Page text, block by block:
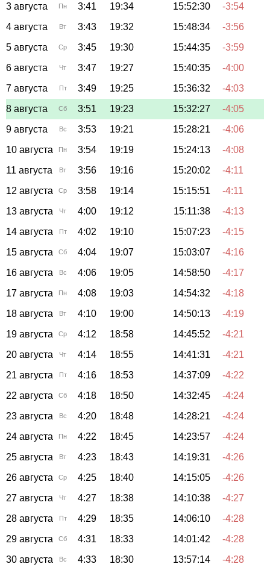
3 августа
Пн 3:41 19:34 15:52:30
-3:54
4 августа
Вт 3:43 19:32 15:48:34
-3:56
5 августа
Ср 3:45 19:30 15:44:35
-3:59
6 августа
Чт 3:47 19:27 15:40:35
-4:00
7 августа
Пт 3:49 19:25 15:36:32
-4:03
8 августа
Сб 3:51 19:23 15:32:27
-4:05
9 августа
Вс 3:53 19:21 15:28:21
-4:06
10 августа
Пн 3:54 19:19 15:24:13
-4:08
11 августа
Вт 3:56 19:16 15:20:02
-4:11
12 августа
Ср 3:58 19:14 15:15:51
-4:11
13 августа
Чт 4:00 19:12 15:11:38
-4:13
14 августа
Пт 4:02 19:10 15:07:23
-4:15
15 августа
Сб 4:04 19:07 15:03:07
-4:16
16 августа
Вс 4:06 19:05 14:58:50
-4:17
17 августа
Пн 4:08 19:03 14:54:32
-4:18
18 августа
Вт 4:10 19:00 14:50:13
-4:19
19 августа
Ср 4:12 18:58 14:45:52
-4:21
20 августа
Чт 4:14 18:55 14:41:31
-4:21
21 августа
Пт 4:16 18:53 14:37:09
-4:22
22 августа
Сб 4:18 18:50 14:32:45
-4:24
23 августа
Вс 4:20 18:48 14:28:21
-4:24
24 августа
Пн 4:22 18:45 14:23:57
-4:24
25 августа
Вт 4:23 18:43 14:19:31
-4:26
26 августа
Ср 4:25 18:40 14:15:05
-4:26
27 августа
Чт 4:27 18:38 14:10:38
-4:27
28 августа
Пт 4:29 18:35 14:06:10
-4:28
29 августа
Сб 4:31 18:33 14:01:42
-4:28
30 августа
Вс 4:33 18:30 13:57:14 -4:28